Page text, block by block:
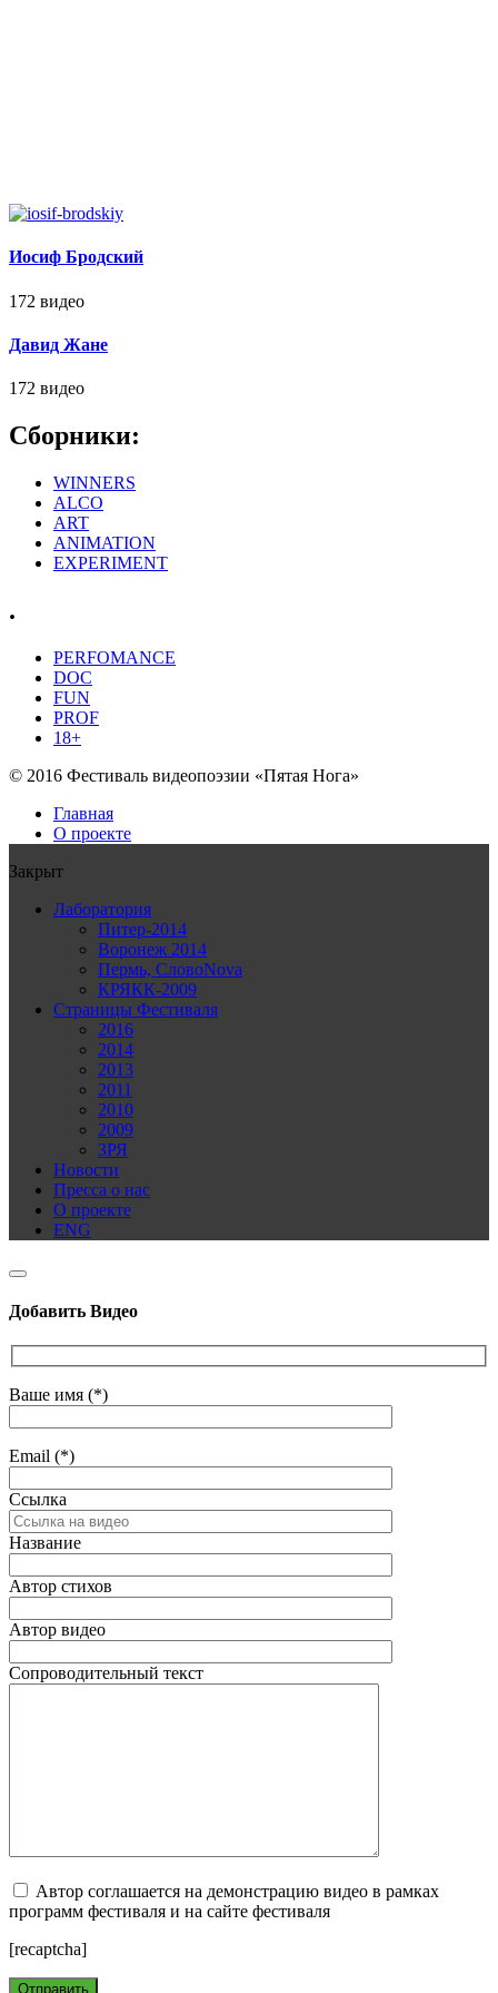
Иосиф Бродский
172 видео
Давид Жане
172 видео
Сборники:
WINNERS
ALCO
ART
ANIMATION
EXPERIMENT
.
PERFOMANCE
DOC
FUN
PROF
18+
© 2016 Фестиваль видеопоэзии «Пятая Нога»
Главная
О проекте
Закрыт
Лаборатория
Питер-2014
Воронеж 2014
Пермь, СловоNova
КРЯКК-2009
Страницы Фестиваля
2016
2014
2013
2011
2010
2009
ЗРЯ
Новости
Пресса о нас
О проекте
ENG
Добавить Видео
Ваше имя (*)
Email (*)
Ссылка
Название
Автор стихов
Автор видео
Сопроводительный текст
Автор соглашается на демонстрацию видео в рамках
программ фестиваля и на сайте фестиваля
[recaptcha]